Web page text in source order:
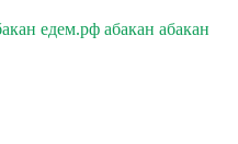
едем.рф абакан абакан